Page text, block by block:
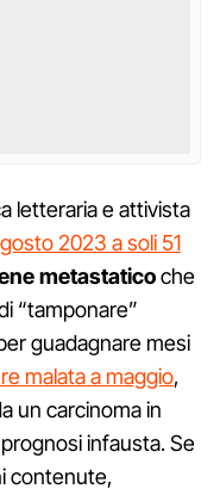
letteraria e attivista
2023 a soli 51
metastaticoche
“tamponare”
guadagnare mesi
malata a maggio,
un carcinoma in
infausta. Se
contenute,